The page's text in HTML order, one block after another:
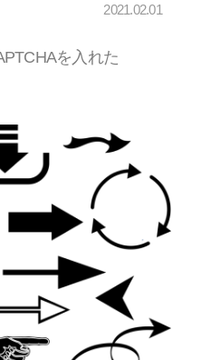
2021.02.01
を入れた